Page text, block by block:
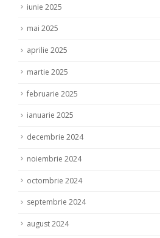
iunie 2025
mai 2025
aprilie 2025
martie 2025
februarie 2025
ianuarie 2025
decembrie 2024
noiembrie 2024
octombrie 2024
septembrie 2024
august 2024